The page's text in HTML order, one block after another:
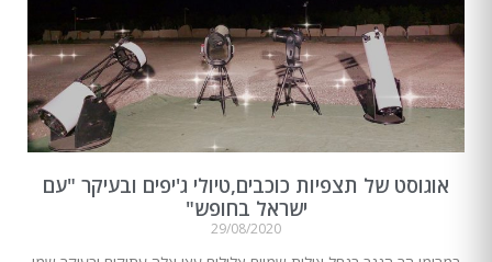
אוגוסט של תצפיות כוכבים,טיולי ג'יפים ובעיקר "עם
ישראל בחופש"
29/08/2020